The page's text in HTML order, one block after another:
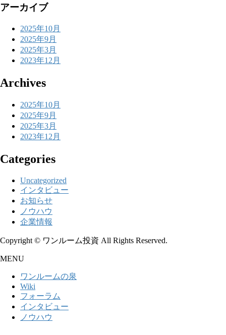
アーカイブ
2025年10月
2025年9月
2025年3月
2023年12月
Archives
2025年10月
2025年9月
2025年3月
2023年12月
Categories
Uncategorized
インタビュー
お知らせ
ノウハウ
企業情報
Copyright © ワンルーム投資 All Rights Reserved.
MENU
ワンルームの泉
Wiki
フォーラム
インタビュー
ノウハウ